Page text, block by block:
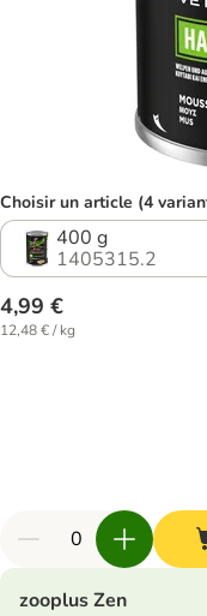
Choisir un article (4
400 g
1405315.2
4,99 €
12,48 € / kg
zooplus Zen